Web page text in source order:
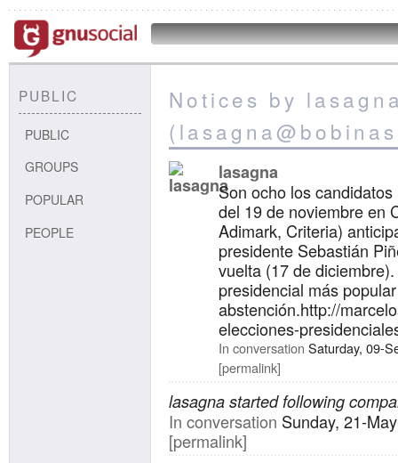
PUBLIC
PUBLIC
GROUPS
POPULAR
PEOPLE
Notices by
lasagna
Son ocho los
del 19 de noviembre en
Adimark, Criteria)
presidente Sebastián
vuelta (17 de
presidencial más
abstención.http://
elecciones-
In conversation Saturday, 09-
permalink
lasagna started following
In conversation Sunday, 21-
permalink